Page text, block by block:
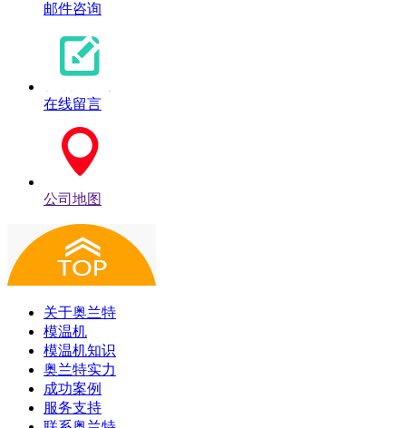
邮件咨询
在线留言
公司地图
关于奥兰特
模温机
模温机知识
奥兰特实力
成功案例
服务支持